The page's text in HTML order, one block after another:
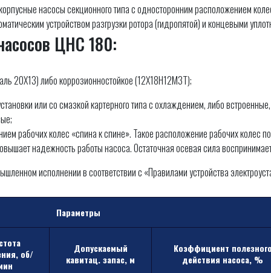
насосы секционного типа с односторонним расположением
устройством разгрузки ротора (гидропятой) и концевыми
ЦНС 180:
20Х13) либо коррозионностойкое (12Х18Н12М3Т);
или со смазкой картерного типа с охлаждением, либо
рабочих колес «спина к спине». Такое расположение рабочих колес
надежность работы насоса. Остаточная осевая сила
исполнении в соответствии с «Правилами устройства
Параметры
об/
Допускаемый
кавитац. запас, м
Коэффициент полезного
действия насоса, %